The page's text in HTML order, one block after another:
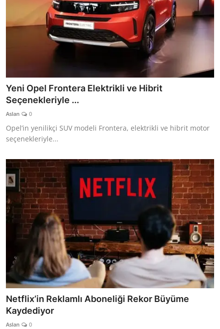
Yeni Opel Frontera Elektrikli ve Hibrit
Seçenekleriyle ...
Aslan 0
Opel’in yenilikçi SUV modeli Frontera, elektrikli ve hibrit motor
seçenekleriyle...
Netflix’in Reklamlı Aboneliği Rekor Büyüme
Kaydediyor
Aslan 0